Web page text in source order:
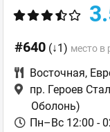
#640 (↓1) место в
Восточная,
пр. Героев
Оболонь)
Пн–Вс 12:00 -